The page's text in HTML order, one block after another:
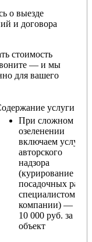
о выезде
и договора
стоимость
— и мы
для вашего
услуги
При сложном
озеленении
включаем услугу
авторского
надзора
(курирование
посадочных работ
специалистом
компании) — от
10 000 руб. за
объект